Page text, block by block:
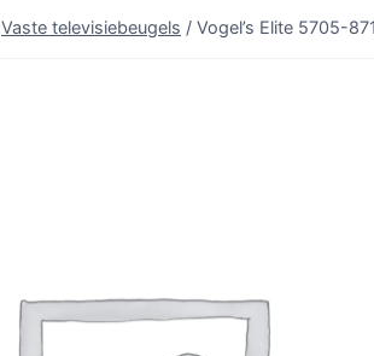
Vaste televisiebeugels / Vogel’s Elite 5705-